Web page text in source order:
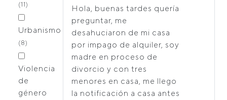
(11)
Urbanismo
(8)
Violencia
de
género
Hola, buenas tardes quería
preguntar, me
desahuciaron de mi casa
por impago de alquiler, soy
madre en proceso de
divorcio y con tres
menores en casa, me llego
la notificación a casa antes